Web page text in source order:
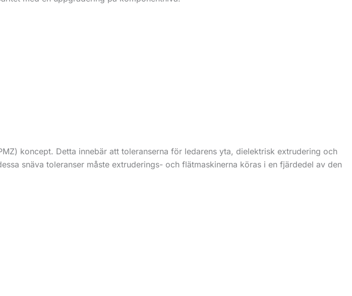
koncept. Detta innebär att toleranserna för ledarens yta, dielektrisk extrudering och
snäva toleranser måste extruderings- och flätmaskinerna köras i en fjärdedel av den